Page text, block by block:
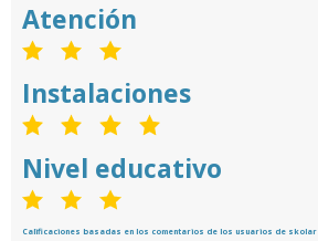
Atención
Instalaciones
Nivel educativo
Calificaciones basadas en los comentarios de los usuarios de skolar